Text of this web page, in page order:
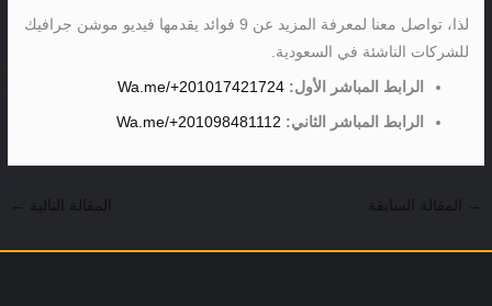
لذا، تواصل معنا لمعرفة المزيد عن 9 فوائد يقدمها فيديو موشن جرافيك
للشركات الناشئة في السعودية.
الرابط المباشر الأول: Wa.me/+201017421724
الرابط المباشر الثاني: Wa.me/+201098481112
→ المقالة السابقة المقالة التالية ←